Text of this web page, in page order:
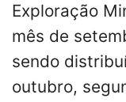
Exploração
mês de
sendo
outubro,